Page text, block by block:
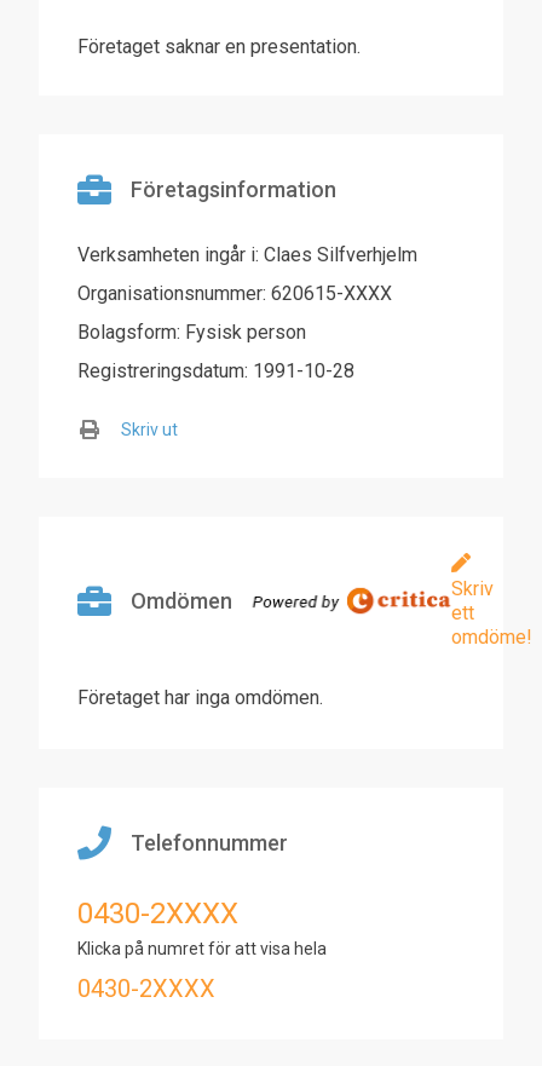
Företaget saknar en presentation.
Företagsinformation
Verksamheten ingår i: Claes Silfverhjelm
Organisationsnummer: 620615-XXXX
Bolagsform: Fysisk person
Registreringsdatum: 1991-10-28
Skriv ut
Omdömen
Skriv
ett
omdöme!
Företaget har inga omdömen.
Telefonnummer
0430-2XXXX
Klicka på numret för att visa hela
0430-2XXXX